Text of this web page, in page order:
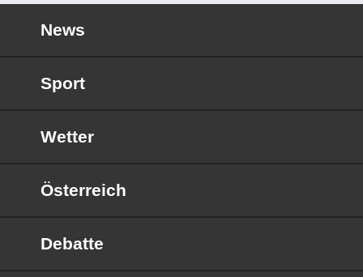
News
Sport
Wetter
Österreich
Debatte